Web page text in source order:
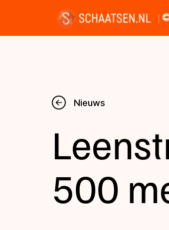
Nieuws
Kalender
Disciplines
Uitslagen
Nieuws
500